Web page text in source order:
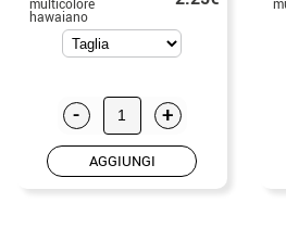
hawaiano
- +
AGGIUNGI